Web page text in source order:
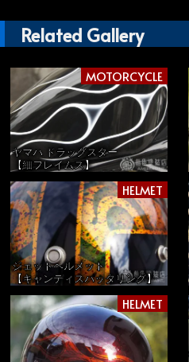
Related Gallery
MOTORCYCLE
ヤマハ ドラッグスター
【細フレイムス】
HELMET
ジェットヘルメット
【キャンディスパッタリング】
HELMET